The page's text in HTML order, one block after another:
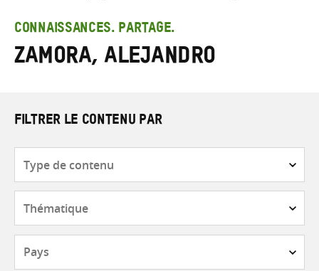
Saisir
les
termes
CONNAISSANCES. PARTAGE.
Zamora, Alejandro
FILTRER LE CONTENU PAR
contenu